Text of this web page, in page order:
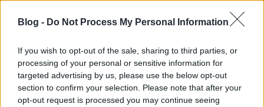
Blog - Do Not Process My Personal Information
If you wish to opt-out of the sale, sharing to third parties, or
processing of your personal or sensitive information for
targeted advertising by us, please use the below opt-out
section to confirm your selection. Please note that after your
opt-out request is processed you may continue seeing